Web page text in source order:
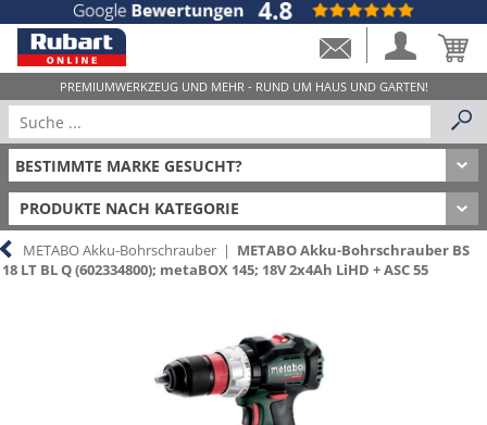
PRODUKTE NACH KATEGORIE
METABO Akku-Bohrschrauber | METABO Akku-Bohrschrauber BS
18 LT BL Q (602334800); metaBOX 145; 18V 2x4Ah LiHD + ASC 55